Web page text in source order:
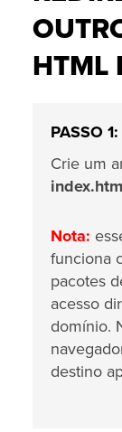
HTML
PASSO 1:
Crie um
Nota:
funciona
pacotes
acesso
domínio.
destino